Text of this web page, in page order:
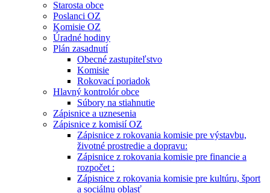
Starosta obce
Poslanci OZ
Komisie OZ
Úradné hodiny
Plán zasadnutí
Obecné zastupiteľstvo
Komisie
Rokovací poriadok
Hlavný kontrolór obce
Súbory na stiahnutie
Zápisnice a uznesenia
Zápisnice z komisií OZ
Zápisnice z rokovania komisie pre výstavbu,
životné prostredie a dopravu:
Zápisnice z rokovania komisie pre financie a
rozpočet :
Zápisnice z rokovania komisie pre kultúru, šport
a sociálnu oblasť